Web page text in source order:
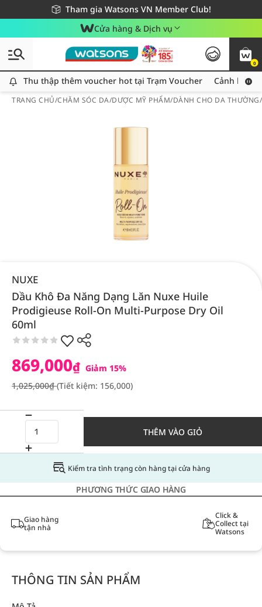
Tham gia Watsons VN Member Club!
Miễn phí giao hàng cho đơn hàng từ 249,000Đ
Giao hàng nhanh 24h - Áp dụng khu vực TP. Hồ Chí Minh
Cửa hàng & Dịch vụ
0
Thu thập thêm voucher hot tại Trạm Voucher
Thu thập thêm voucher hot tại Trạm Voucher Cảnh báo
TRANG CHỦ/CHĂM SÓC DA/DƯỢC MỸ PHẨM/DÀNH CHO DA
NUXE
Dầu Khô Đa Năng Dạng Lăn Nuxe Huile
Prodigieuse Roll-On Multi-Purpose Dry Oil
60ml
869,000₫ Giảm 15%
1,025,000₫(Tiết kiệm: 156,000)
THÊM VÀO GIỎ
Kiểm tra tình trạng còn hàng tại cửa hàng
PHƯƠNG THỨC GIAO HÀNG
Giao hàng
tận nhà
Click &
Collect tại
Watsons
THÔNG TIN SẢN PHẨM